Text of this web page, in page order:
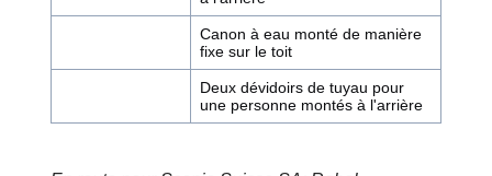
Canon à eau monté de manière
fixe sur le toit
Deux dévidoirs de tuyau pour
une personne montés à l'arrière